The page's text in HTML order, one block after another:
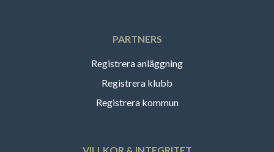
PARTNERS
Registrera anläggning
Registrera klubb
Registrera kommun